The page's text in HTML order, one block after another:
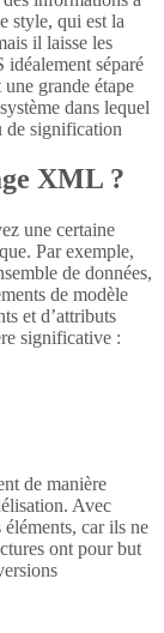
style, qui est la
il laisse les
idéalement séparé
grande étape
dans lequel
de signification
XML ?
une certaine
Par exemple,
de données,
de modèle
et d’attributs
significative :
de manière
Avec
car ils ne
ont pour but